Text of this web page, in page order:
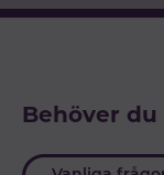
Behöver du